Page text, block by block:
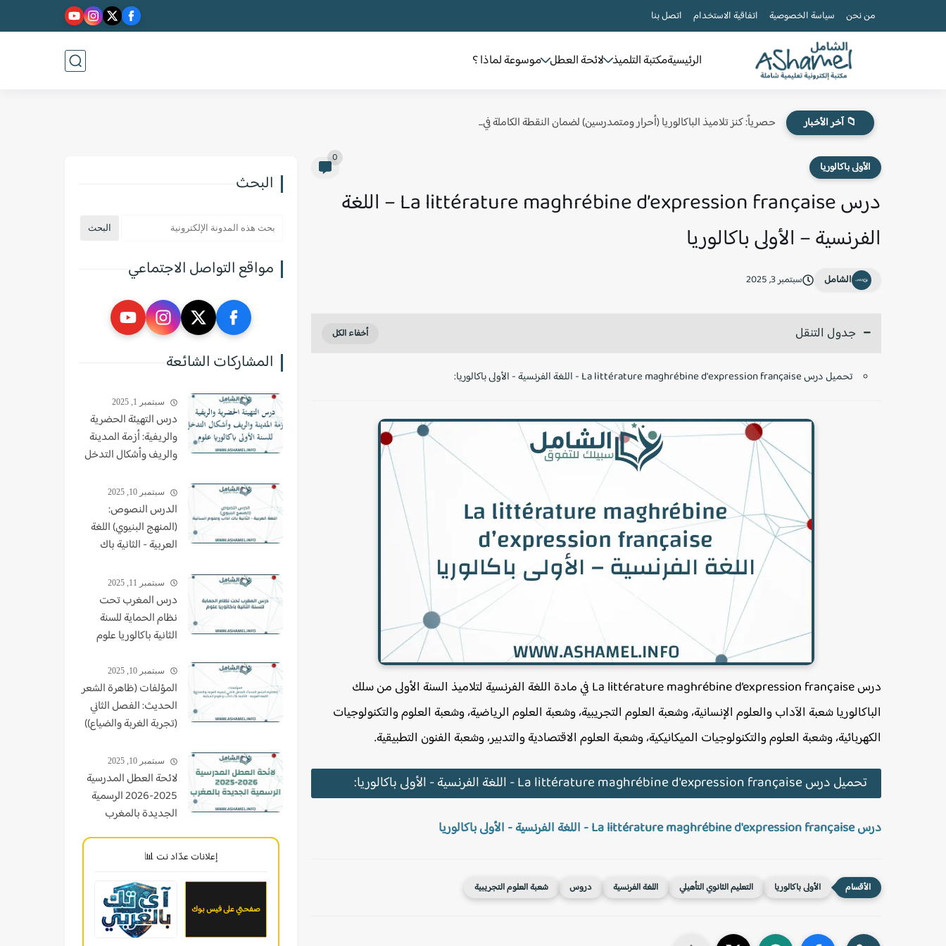
من نحن سياسة الخصوصية اتفاقية الاستخدام اتصل بنا
الرئيسيةمكتبة التلميذ لائحة العطل موسوعة لماذا ؟
📁 آخر الأخبار حصرياً: كنز تلاميذ الباكالوريا (أحرار ومتمدرسين) لضمان النقطة الكاملة في...
الأولى باكالوريا
0
درس La littérature maghrébine d’expression française – اللغة
الفرنسية – الأولى باكالوريا
الشامل سبتمبر 3, 2025
جدول التنقل
تحميل درس La littérature maghrébine d'expression française - اللغة الفرنسية - الأولى باكالوريا:
درس La littérature maghrébine d’expression française في مادة اللغة الفرنسية لتلاميذ السنة الأولى من سلك
الباكالوريا شعبة الآداب والعلوم الإنسانية، وشعبة العلوم التجريبية، وشعبة العلوم الرياضية، وشعبة العلوم والتكنولوجيات
الكهربائية، وشعبة العلوم والتكنولوجيات الميكانيكية، وشعبة العلوم الاقتصادية والتدبير، وشعبة الفنون التطبيقية.
تحميل درس La littérature maghrébine d'expression française - اللغة الفرنسية - الأولى باكالوريا:
درس La littérature maghrébine d'expression française - اللغة الفرنسية - الأولى باكالوريا
الأولى باكالوريا التعليم الثانوي التأهيلي اللغة الفرنسية دروس شعبة العلوم التجريبية
البحث
مواقع التواصل الاجتماعي
المشاركات الشائعة
سبتمبر 1, 2025
درس التهيئة الحضرية
والريفية: أزمة المدينة
والريف وأشكال التدخل
علومسبتمبر 10, 2025
الدرس النصوص:
(المنهج البنيوي) اللغة
العربية - الثانية باك
سبتمبر 11, 2025
درس المغرب تحت
نظام الحماية للسنة
الثانية باكالوريا علوم
سبتمبر 10, 2025
المؤلفات (ظاهرة الشعر
الحديث: الفصل الثاني
(تجربة الغربة والضياع))
باك اداب وعلوم انسانية
سبتمبر 10, 2025
لائحة العطل المدرسية
2025-2026 الرسمية
الجديدة بالمغرب
إعلانات عدّاد نت 📊
صفحتي على فيس بوك